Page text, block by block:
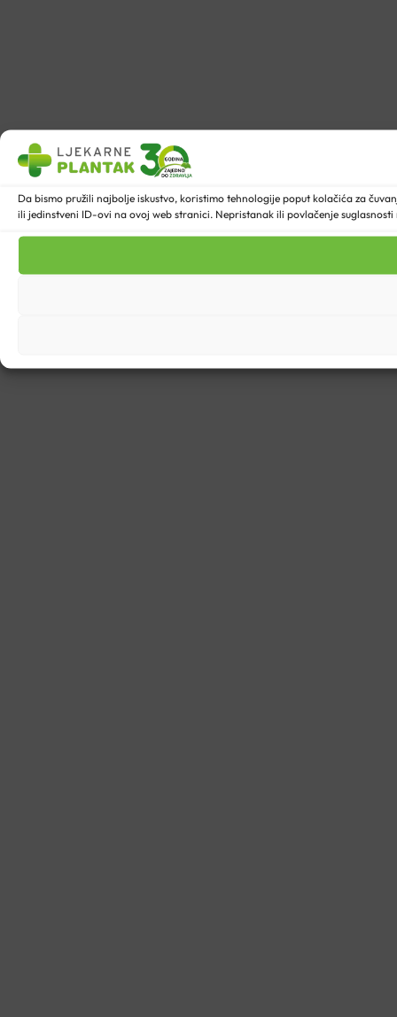
Da bismo pružili najbolje iskustvo, koristimo tehnologije poput kolačića za
ili jedinstveni ID-ovi na ovoj web stranici. Nepristanak ili povlačenje